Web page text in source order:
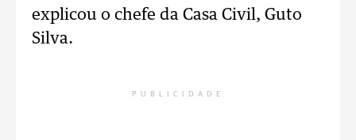
explicou o chefe da Casa Civil, Guto
Silva.
PUBLICIDADE